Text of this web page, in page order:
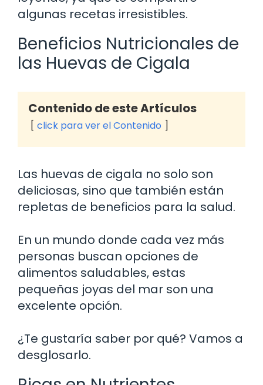
algunas recetas irresistibles.
Beneficios Nutricionales de
las Huevas de Cigala
Contenido de este Artículos
click para ver el Contenido
Las huevas de cigala no solo son
deliciosas, sino que también están
repletas de beneficios para la salud.
En un mundo donde cada vez más
personas buscan opciones de
alimentos saludables, estas
pequeñas joyas del mar son una
excelente opción.
¿Te gustaría saber por qué? Vamos a
desglosarlo.